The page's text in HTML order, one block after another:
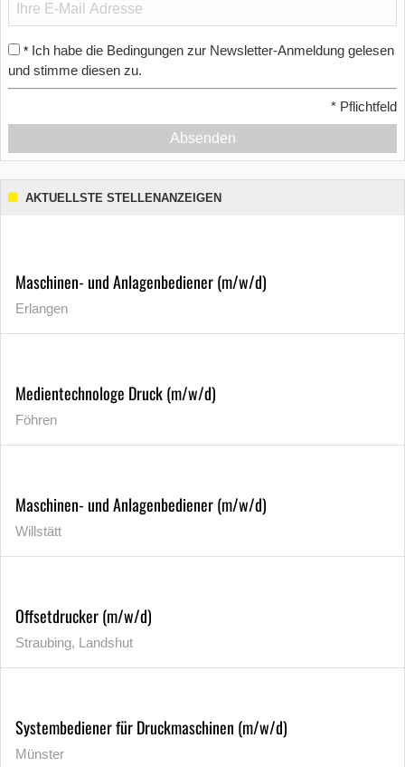
* Ich habe die Bedingungen zur Newsletter-Anmeldung gelesen
und stimme diesen zu.
* Pflichtfeld
Absenden
AKTUELLSTE STELLENANZEIGEN
Maschinen- und Anlagenbediener (m/w/d)
Erlangen
Medientechnologe Druck (m/w/d)
Föhren
Maschinen- und Anlagenbediener (m/w/d)
Willstätt
Offsetdrucker (m/w/d)
Straubing, Landshut
Systembediener für Druckmaschinen (m/w/d)
Münster